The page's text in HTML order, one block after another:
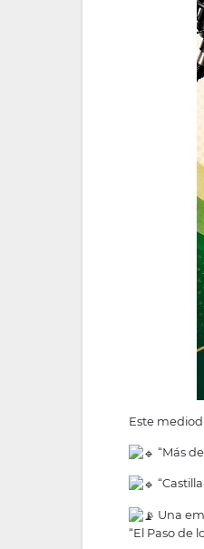
Este
“Más
Una
“El Paso de